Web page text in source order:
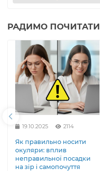
РАДИМО ПОЧИТАТИ
19.10.2025 2114
Як правильно носити
окуляри: вплив
неправильної посадки
на зір і самопочуття